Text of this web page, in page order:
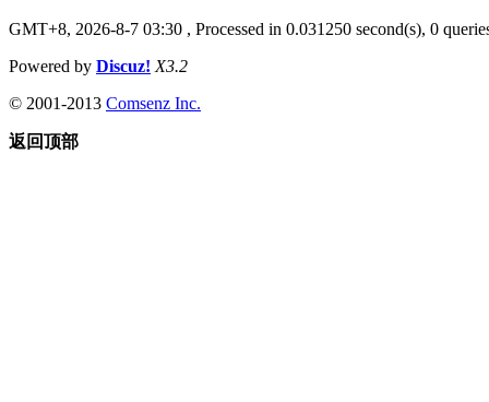
GMT+8, 2026-8-7 03:30 , Processed in 0.031250 second(s), 0
Powered by Discuz! X3.2
© 2001-2013 Comsenz Inc.
返回顶部